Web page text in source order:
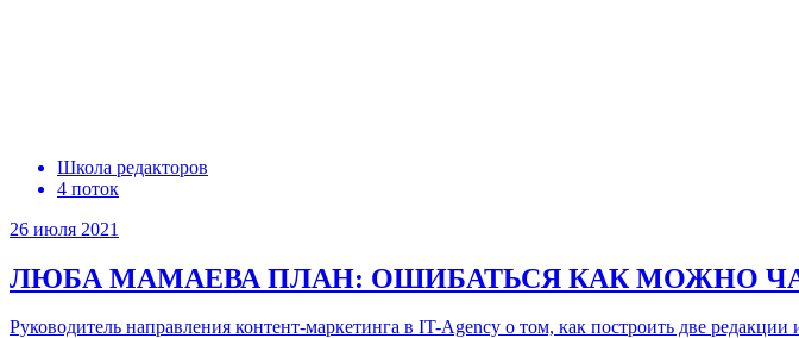
Школа редакторов
4 поток
26 июля 2021
ЛЮБА МАМАЕВАПЛАН: ОШИБАТЬСЯ КАК МОЖНО
Руководитель направления контент-маркетинга в IT-Agency о том, как построить две